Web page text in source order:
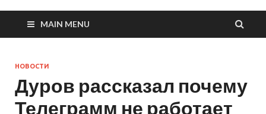
MAIN MENU
НОВОСТИ
Дуров рассказал почему
Телеграмм не работает